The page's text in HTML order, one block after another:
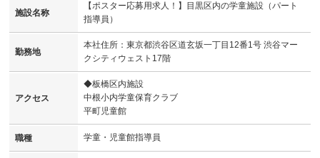
施設名称
【ポスター応募用求人！】目黒区内の学童施設（パート
指導員）
勤務地
本社住所：東京都渋谷区道玄坂一丁目12番1号 渋谷マー
クシティウェスト17階
アクセス
◆板橋区内施設
中根小内学童保育クラブ
平町児童館
職種 学童・児童館指導員